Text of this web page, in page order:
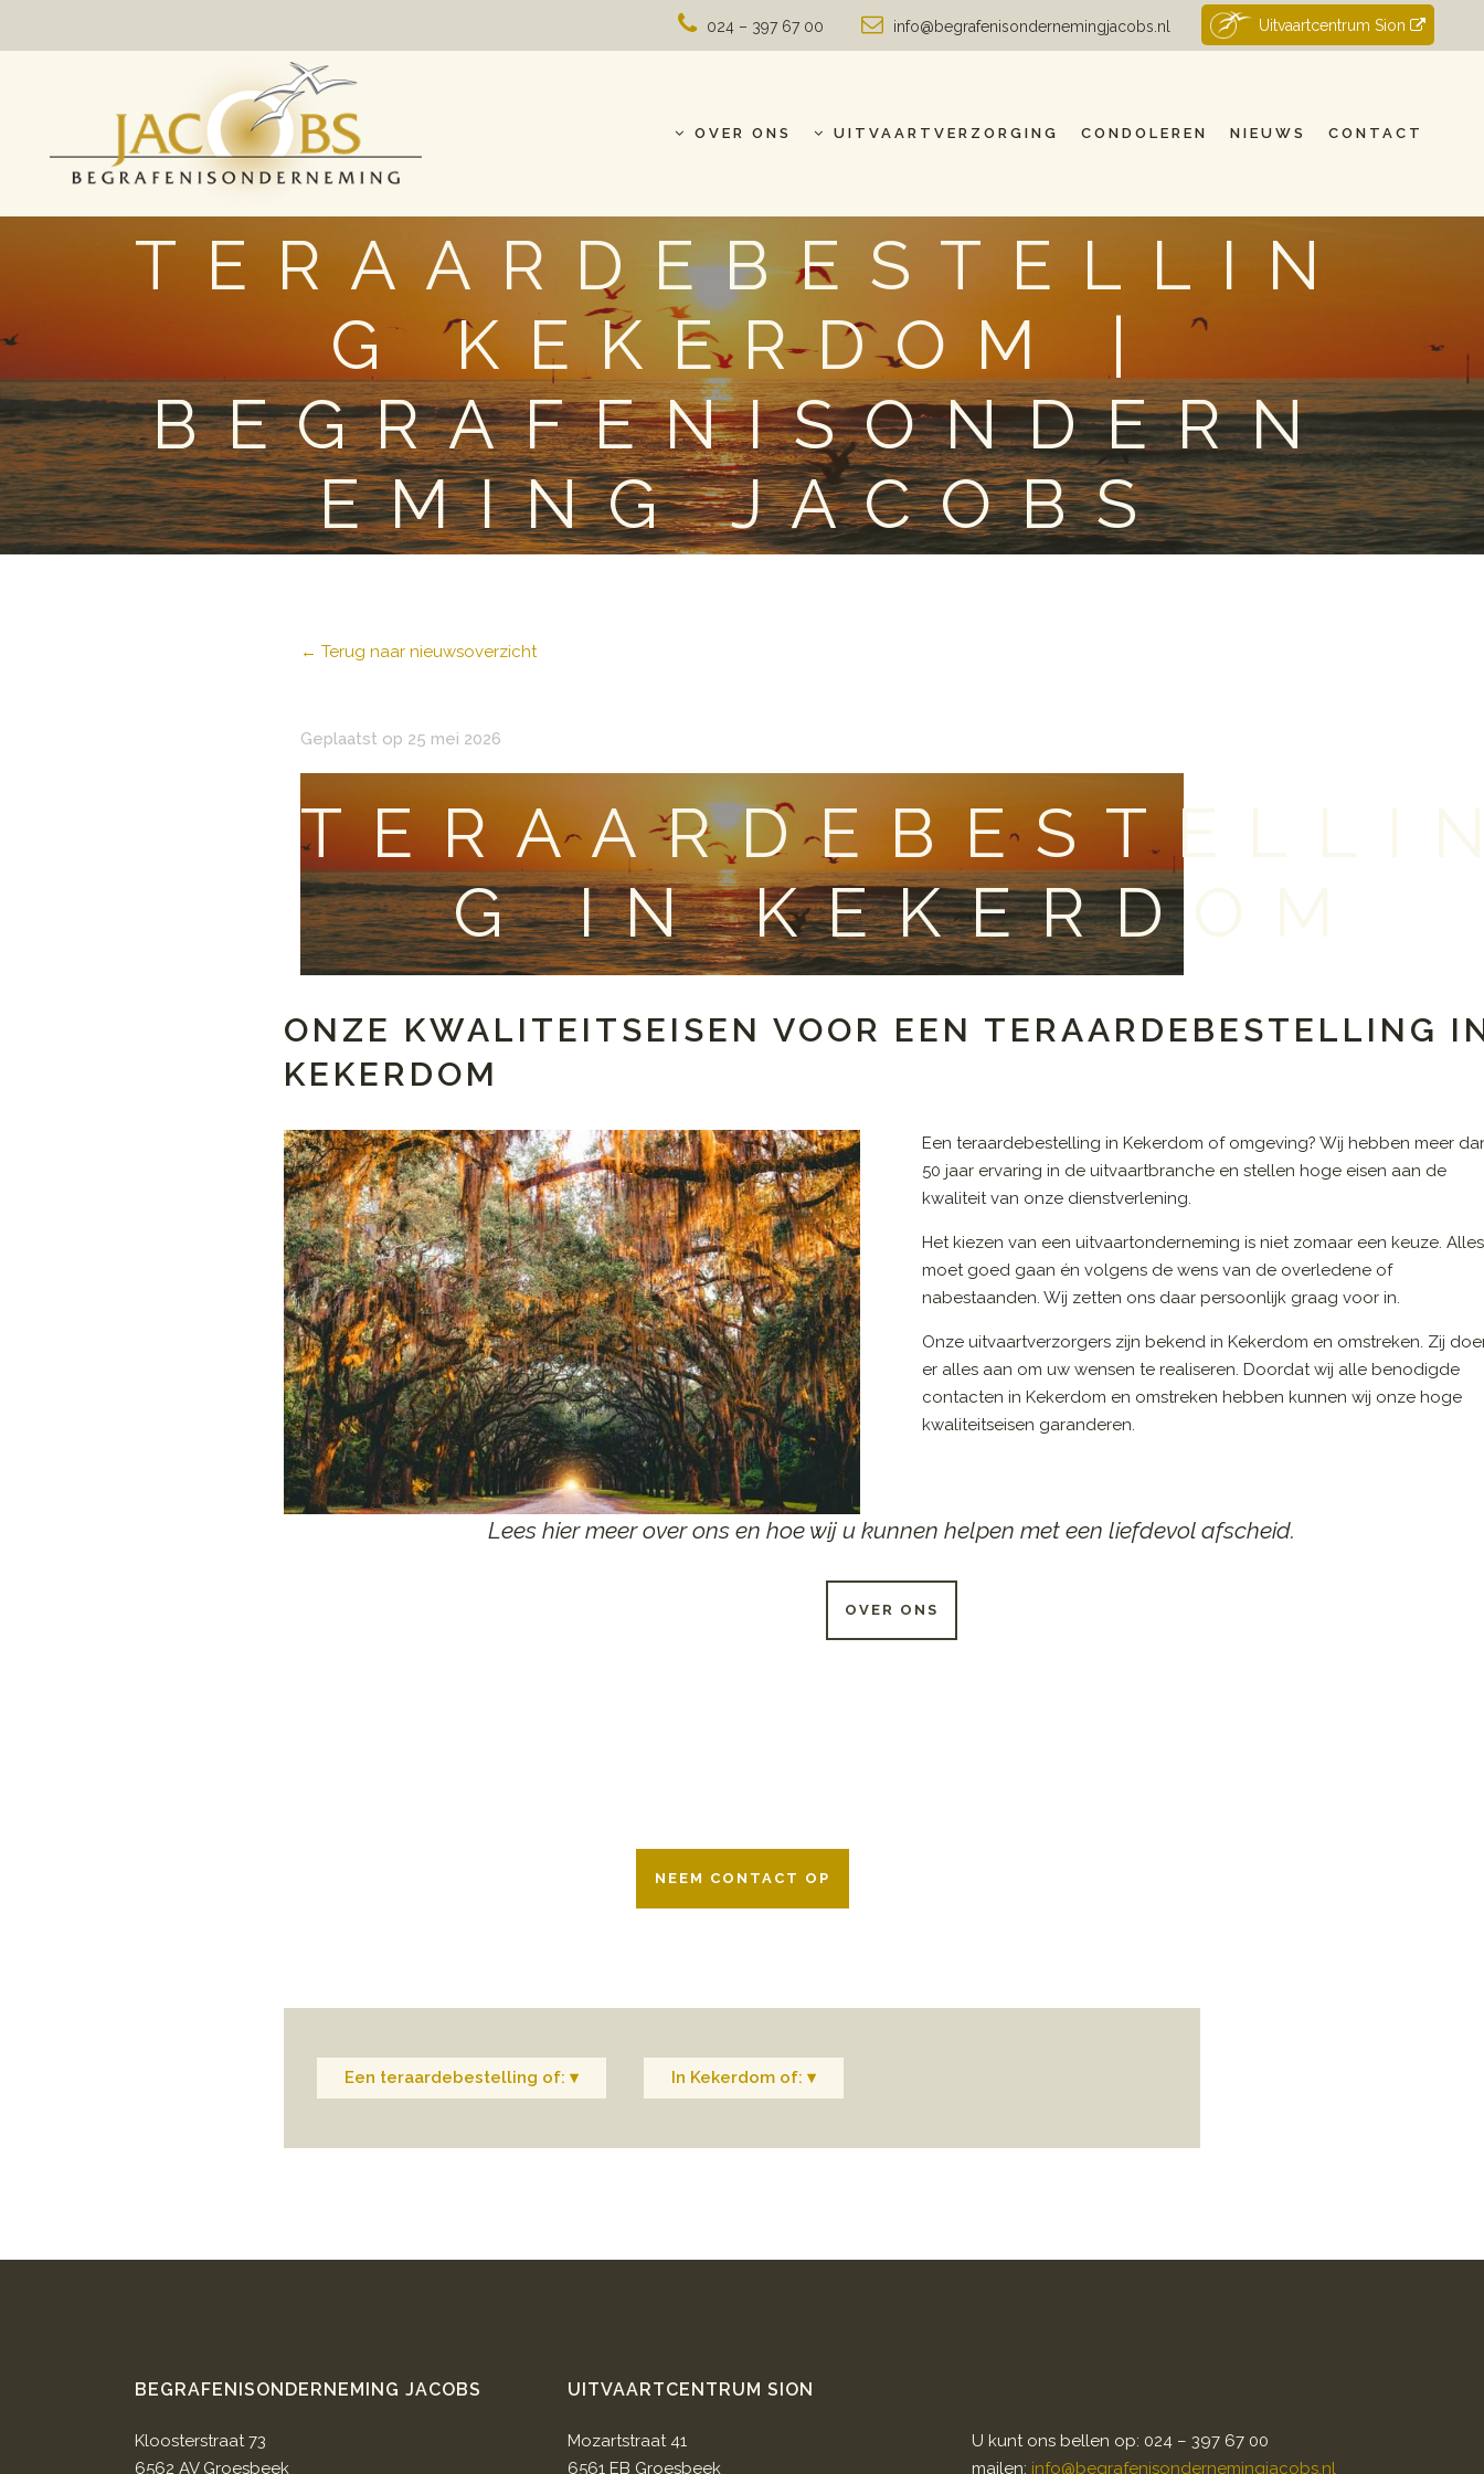
024 – 397 67 00 info@begrafenisondernemingjacobs.nl Uitvaartcentrum Sion
OVER ONS UITVAARTVERZORGING CONDOLEREN NIEUWS CONTACT
TERAARDEBESTELLIN
G KEKERDOM |
BEGRAFENISONDERN
EMING JACOBS
← Terug naar nieuwsoverzicht
Geplaatst op 25 mei 2026
G IN KEKERDOM
ONZE KWALITEITSEISEN VOOR EEN TERAARDEBESTELLING
KEKERDOM
Een teraardebestelling in Kekerdom of omgeving? Wij hebben meer
50 jaar ervaring in de uitvaartbranche en stellen hoge eisen aan de
kwaliteit van onze dienstverlening.
Het kiezen van een uitvaartonderneming is niet zomaar een keuze. Alles
moet goed gaan én volgens de wens van de overledene of
nabestaanden. Wij zetten ons daar persoonlijk graag voor in.
Onze uitvaartverzorgers zijn bekend in Kekerdom en omstreken. Zij
er alles aan om uw wensen te realiseren. Doordat wij alle benodigde
contacten in Kekerdom en omstreken hebben kunnen wij onze hoge
kwaliteitseisen garanderen.
Lees hier meer over ons en hoe wij u kunnen helpen met een liefdevol afscheid.
OVER ONS
NEEM CONTACT OP
Een teraardebestelling of: ▾ In Kekerdom of: ▾
BEGRAFENISONDERNEMING JACOBS
Kloosterstraat 73
6562 AV Groesbeek
UITVAARTCENTRUM SION
Mozartstraat 41
6561 EB Groesbeek
U kunt ons bellen op: 024 – 397 67 00
mailen: info@begrafenisondernemingjacobs.nl